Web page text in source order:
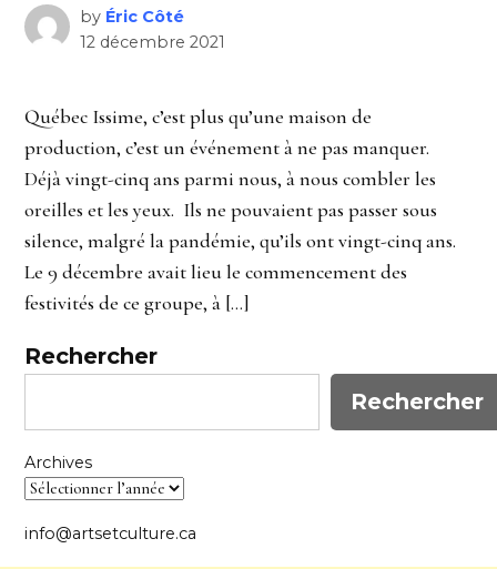
by Éric Côté
12 décembre 2021
Québec Issime, c’est plus qu’une maison de
production, c’est un événement à ne pas manquer.
Déjà vingt-cinq ans parmi nous, à nous combler les
oreilles et les yeux. Ils ne pouvaient pas passer sous
silence, malgré la pandémie, qu’ils ont vingt-cinq ans.
Le 9 décembre avait lieu le commencement des
festivités de ce groupe, à […]
Rechercher
Rechercher
Archives
info@artsetculture.ca